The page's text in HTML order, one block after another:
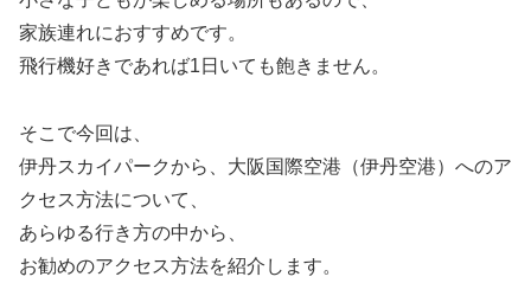
家族連れにおすすめです。
飛行機好きであれば1日いても飽きません。
そこで今回は、
伊丹スカイパークから、大阪国際空港（伊丹空港）へのア
クセス方法について、
あらゆる行き方の中から、
お勧めのアクセス方法を紹介します。